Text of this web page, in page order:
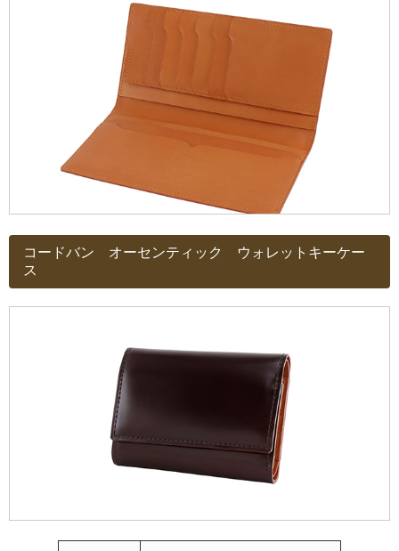
コードバン オーセンティック ウォレットキーケー
ス